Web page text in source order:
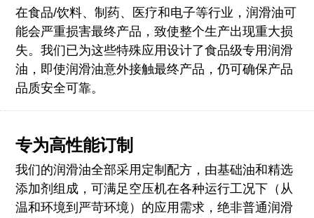
在食品/饮料、制药、医疗和电子等行业，润滑油可
能会严重损害最终产品，致使整个生产出现重大损
失。我们已为这些特殊应用设计了食品级专用润滑
油，即使润滑油意外接触最终产品，仍可确保产品
品质安全可靠。
专为高性能订制
我们的润滑油全部采用定制配方，由基础油和精选
添加剂组成，可满足空压机在各种运行工况下（从
温和环境到严苛环境）的应用需求，绝非普通润滑